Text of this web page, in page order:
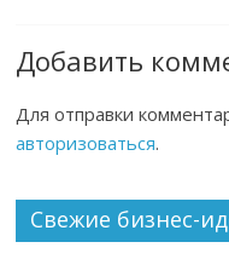
Добавить
Для отправки
авторизоваться.
Свежие бизнес-